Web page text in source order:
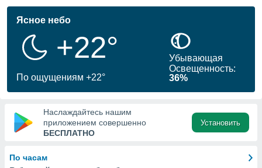
к этому
доступ
Ясное небо
+22°
По ощущениям +22°
Убывающая
Освещенность:
36%
Наслаждайтесь нашим
приложением совершенно
БЕСПЛАТНО
Установить
По часам